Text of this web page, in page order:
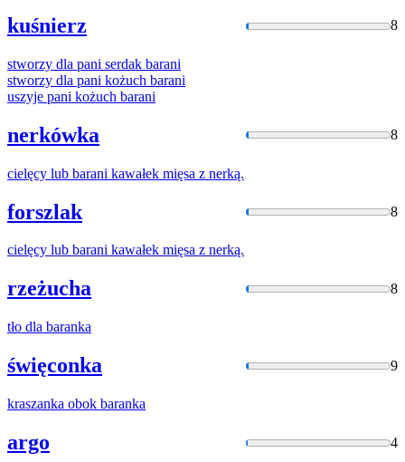
kuśnierz 8
stworzy dla pani serdak barani
stworzy dla pani kożuch barani
uszyje pani kożuch barani
nerkówka 8
cielęcy lub barani kawałek mięsa z nerką.
forszlak 8
cielęcy lub barani kawałek mięsa z nerką.
rzeżucha 8
tło dla baranka
święconka 9
kraszanka obok baranka
argo 4